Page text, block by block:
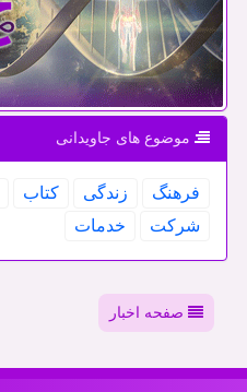
موضوع های جاویدانی
فرهنگ زندگی كتاب
شركت
خدمات
صفحه اخبار